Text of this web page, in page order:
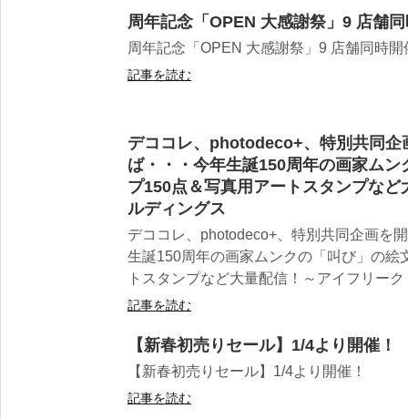
周年記念「OPEN 大感謝祭」9 店舗
周年記念「OPEN 大感謝祭」9 店舗同時
記事を読む
デココレ、photodeco+、特別共同企
ば・・・今年生誕150周年の画家ム
プ150点＆写真用アートスタンプな
ルディングス
デココレ、photodeco+、特別共同企画を
生誕150周年の画家ムンクの「叫び」の絵
トスタンプなど大量配信！～アイフリー
記事を読む
【新春初売りセール】1/4より開催
【新春初売りセール】1/4より開催！
記事を読む